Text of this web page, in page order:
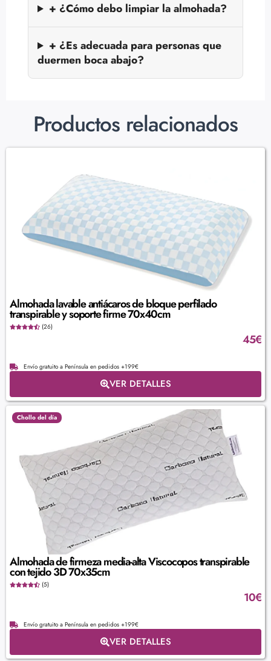
+ ¿Cómo debo limpiar la almohada?
+ ¿Es adecuada para personas que
duermen boca abajo?
Productos relacionados
Almohada lavable antiácaros de bloque perfilado
transpirable y soporte firme 70x40cm
(26)
45€
Envío gratuito a Península en pedidos +199€
VER DETALLES
Chollo del día
Almohada de firmeza media-alta Viscocopos transpirable
con tejido 3D 70x35cm
(5)
10€
Envío gratuito a Península en pedidos +199€
VER DETALLES